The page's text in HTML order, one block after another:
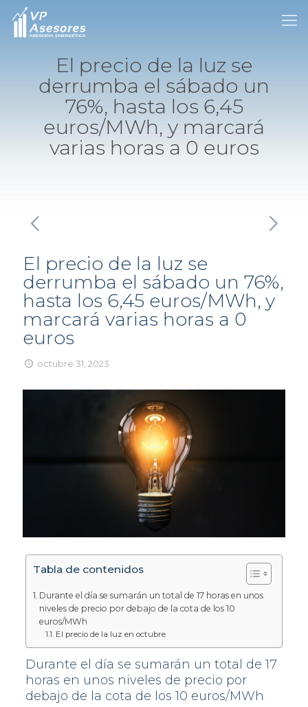
El precio de la luz se
derrumba el sábado un
76%, hasta los 6,45
euros/MWh, y marcará
varias horas a 0 euros
El precio de la luz se
derrumba el sábado un 76%,
hasta los 6,45 euros/MWh, y
marcará varias horas a 0
euros
octubre 31, 2023
Tabla de contenidos
Durante el día se sumarán un total de 17 horas en unos
niveles de precio por debajo de la cota de los 10
euros/MWh
El precio de la luz en octubre
Durante el día se sumarán un total de 17
horas en unos niveles de precio por
debajo de la cota de los 10 euros/MWh